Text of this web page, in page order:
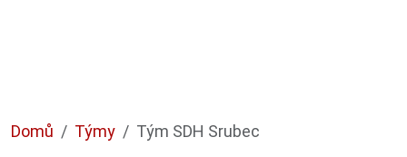
Domů Týmy Tým SDH Srubec